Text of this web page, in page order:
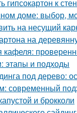
гипсокартон к
доме: выбор,
на несущий
на
кафеля:
этапы и подходы
под дерево:
современный
и брокколи